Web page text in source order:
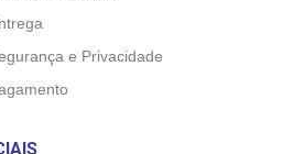
e Privacidade